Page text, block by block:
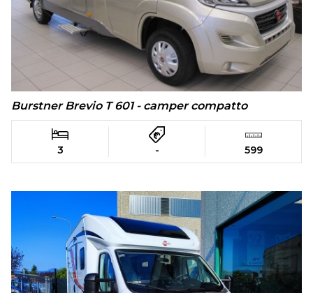
Burstner Brevio T 601 - camper compatto
3 - 599